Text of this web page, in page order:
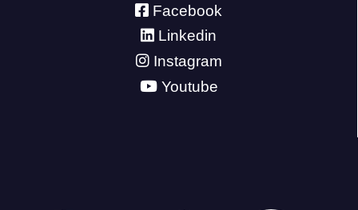
Facebook
Linkedin
Instagram
Youtube